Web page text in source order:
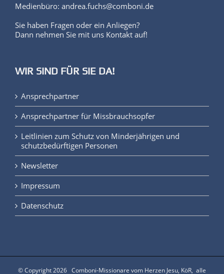
Medienbüro: andrea.fuchs@comboni.de
Sie haben Fragen oder ein Anliegen?
Dann nehmen Sie mit uns Kontakt auf!
WIR SIND FÜR SIE DA!
Ansprechpartner
Ansprechpartner für Missbrauchsopfer
Leitlinien zum Schutz von Minderjährigen und
schutzbedürftigen Personen
Newsletter
Impressum
Datenschutz
© Copyright2026 Comboni-Missionare vom Herzen Jesu, KöR, alle